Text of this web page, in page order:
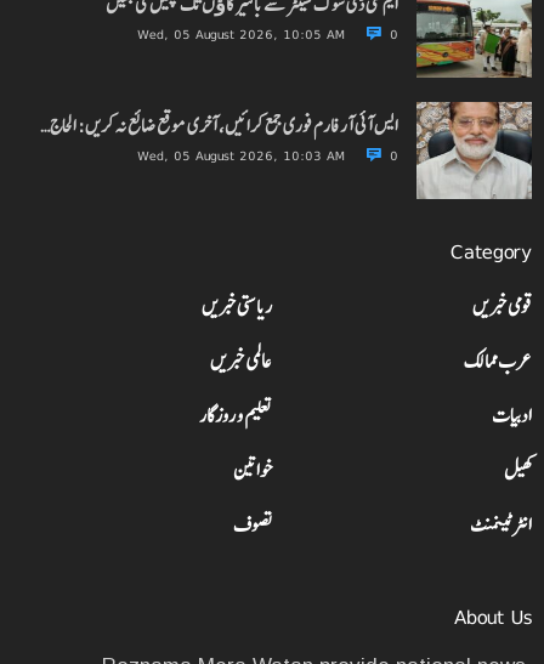
Wed, 05 August 2026, 10:05 AM 0
ایس آئی آر فارم فوری جمع کرائیں، آخری موقع ضائع نہ کریں: الحاج…
Wed, 05 August 2026, 10:03 AM 0
Category
قومی خبریں
ریاستی خبریں
عرب ممالک
عالمی خبریں
ادبیات
تعلیم و روزگار
کھیل
خواتین
انٹرٹینمنٹ
تصوف
About Us